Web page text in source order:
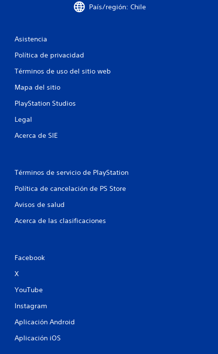
País/región: Chile
Asistencia
Política de privacidad
Términos de uso del sitio web
Mapa del sitio
PlayStation Studios
Legal
Acerca de SIE
Términos de servicio de PlayStation
Política de cancelación de PS Store
Avisos de salud
Acerca de las clasificaciones
Facebook
X
YouTube
Instagram
Aplicación Android
Aplicación iOS